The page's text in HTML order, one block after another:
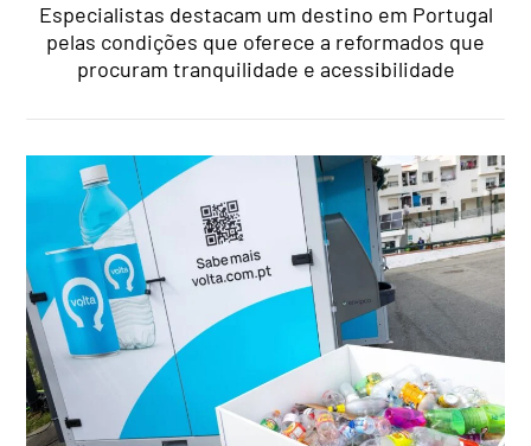
Especialistas destacam um destino em Portugal
pelas condições que oferece a reformados que
procuram tranquilidade e acessibilidade